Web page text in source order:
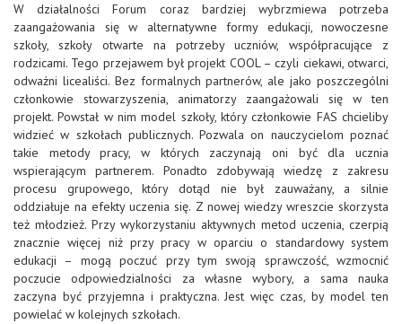
W działalności Forum coraz bardziej wybrzmiewa potrzeba
zaangażowania się w alternatywne formy edukacji, nowoczesne
szkoły, szkoły otwarte na potrzeby uczniów, współpracujące z
rodzicami. Tego przejawem był projekt COOL – czyli ciekawi, otwarci,
odważni licealiści. Bez formalnych partnerów, ale jako poszczególni
członkowie stowarzyszenia, animatorzy zaangażowali się w ten
projekt. Powstał w nim model szkoły, który członkowie FAS chcieliby
widzieć w szkołach publicznych. Pozwala on nauczycielom poznać
takie metody pracy, w których zaczynają oni być dla ucznia
wspierającym partnerem. Ponadto zdobywają wiedzę z zakresu
procesu grupowego, który dotąd nie był zauważany, a silnie
oddziałuje na efekty uczenia się. Z nowej wiedzy wreszcie skorzysta
też młodzież. Przy wykorzystaniu aktywnych metod uczenia, czerpią
znacznie więcej niż przy pracy w oparciu o standardowy system
edukacji – mogą poczuć przy tym swoją sprawczość, wzmocnić
poczucie odpowiedzialności za własne wybory, a sama nauka
zaczyna być przyjemna i praktyczna. Jest więc czas, by model ten
powielać w kolejnych szkołach.